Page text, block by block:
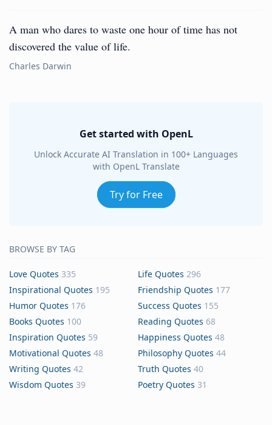
A man who dares to waste one hour of time has not
discovered the value of life.
Charles Darwin
Get started with OpenL
Unlock Accurate AI Translation in 100+ Languages
with OpenL Translate
Try for Free
BROWSE BY TAG
Love Quotes 335 Life Quotes 296
Inspirational Quotes 195 Friendship Quotes 177
Humor Quotes 176 Success Quotes 155
Books Quotes 100 Reading Quotes 68
Inspiration Quotes 59 Happiness Quotes 48
Motivational Quotes 48 Philosophy Quotes 44
Writing Quotes 42 Truth Quotes 40
Wisdom Quotes 39 Poetry Quotes 31